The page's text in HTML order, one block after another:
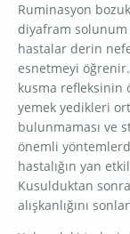
Ruminasyon
diyafram solunum
hastalar derin
esnetmeyi
kusma refleksinin
yemek yedikleri
bulunmaması ve
önemli
hastalığın yan
Kusulduktan
alışkanlığını